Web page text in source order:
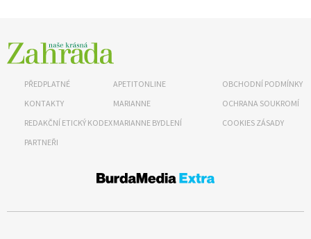
PŘEDPLATNÉ
KONTAKTY
REDAKČNÍ ETICKÝ KODEX
PARTNEŘI
APETITONLINE
MARIANNE
MARIANNE BYDLENÍ
OBCHODNÍ PODMÍNKY
OCHRANA SOUKROMÍ
COOKIES ZÁSADY